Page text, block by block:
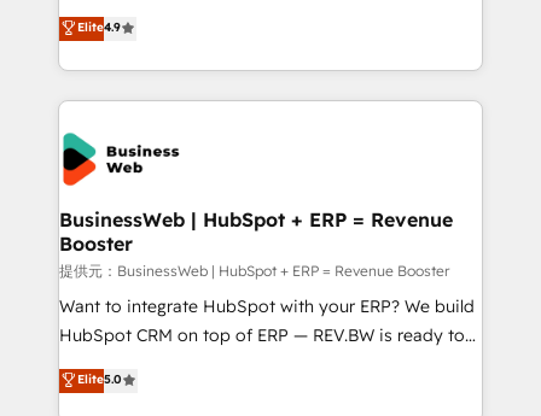
HubSpot partners 🔄 Top 5% globally in client
retention 📅 10+ years of consistent results Who We
beyond spreadsheets into unified systems that
drive real business results.
Elite Partner. With 500+ projects across the U.S.,
Brazil, and LATAM, we combine global expertise with
regional experience. Today, we are Brazil’s largest
HubSpot Elite Partner—trusted by companies across
the Americas to scale smarter. ⚙️ CRM
Implementation & Migration Onboarding across all
Hubs, plus migrations from Salesforce, Pipedrive, RD
Station, Freshdesk, Intercom, and more. Custom
objects, automations, and integrations built for
growth. 🚀 AI-Driven GTM Orchestration Unify
HubSpot with LinkedIn, WhatsApp, email, paid
media, and AI voice to drive pipeline. 🤖 AI Custom
prospecting, follow-ups, service triage, and
Elite4.9
BusinessWeb | HubSpot + ERP = Revenue
Booster
提供元：BusinessWeb | HubSpot + ERP = Revenue Booster
Want to integrate HubSpot with your ERP? We build
HubSpot CRM on top of ERP — REV.BW is ready to
use business model that you can for fast CRM start
in your organization. It's not brands that solve
Elite5.0